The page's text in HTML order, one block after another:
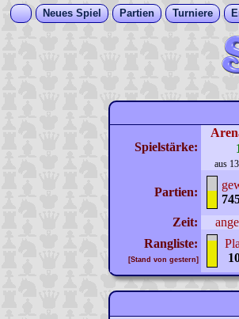
Neues Spiel Partien Turniere
Spielstärke:
aus
Partien:
Zeit:
Rangliste:
[Stand von gestern]